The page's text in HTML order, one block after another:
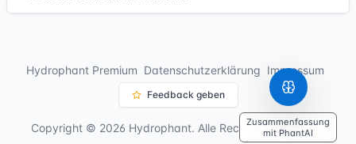
Zusammenfassung
mit PhantAI
Hydrophant Premium Datenschutzerklärung Impressum
Feedback geben
Copyright © 2026 Hydrophant. Alle Rechte vorbehalten.